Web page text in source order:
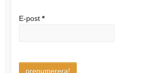
E-post *